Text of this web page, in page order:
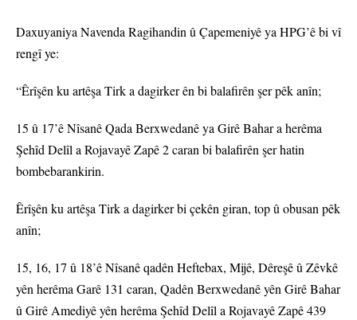
Daxuyaniya Navenda Ragihandin û Çapemeniyê ya HPG’ê bi vî
rengî ye:
“Êrîşên ku artêşa Tirk a dagirker ên bi balafirên şer pêk anîn;
15 û 17’ê Nîsanê Qada Berxwedanê ya Girê Bahar a herêma
Şehîd Delîl a Rojavayê Zapê 2 caran bi balafirên şer hatin
bombebarankirin.
Êrîşên ku artêşa Tirk a dagirker bi çekên giran, top û obusan pêk
anîn;
15, 16, 17 û 18’ê Nîsanê qadên Heftebax, Mijê, Dêreşê û Zêvkê
yên herêma Garê 131 caran, Qadên Berxwedanê yên Girê Bahar
û Girê Amediyê yên herêma Şehîd Delîl a Rojavayê Zapê 439